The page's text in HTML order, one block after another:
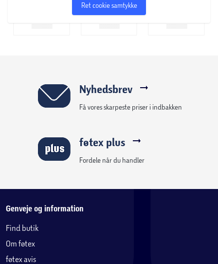
Ret cookie samtykke
Nyhedsbrev
Få vores skarpeste priser i indbakken
føtex plus
Fordele når du handler
Genveje og information
Find butik
Om føtex
føtex avis